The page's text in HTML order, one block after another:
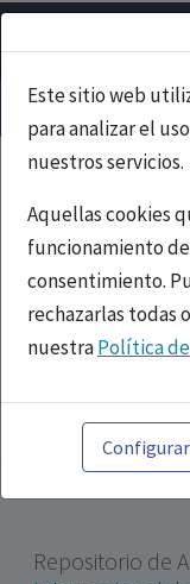
Este sitio web
para analizar el
nuestros servicios.
Aquellas cookies
funcionamiento
consentimiento.
rechazarlas todas
nuestraPolítica
Toda la
referida a
tanto, dirigida a
facultados para
fármacos se
Repositorio de